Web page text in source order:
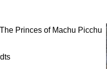
Princes of Machu Picchu